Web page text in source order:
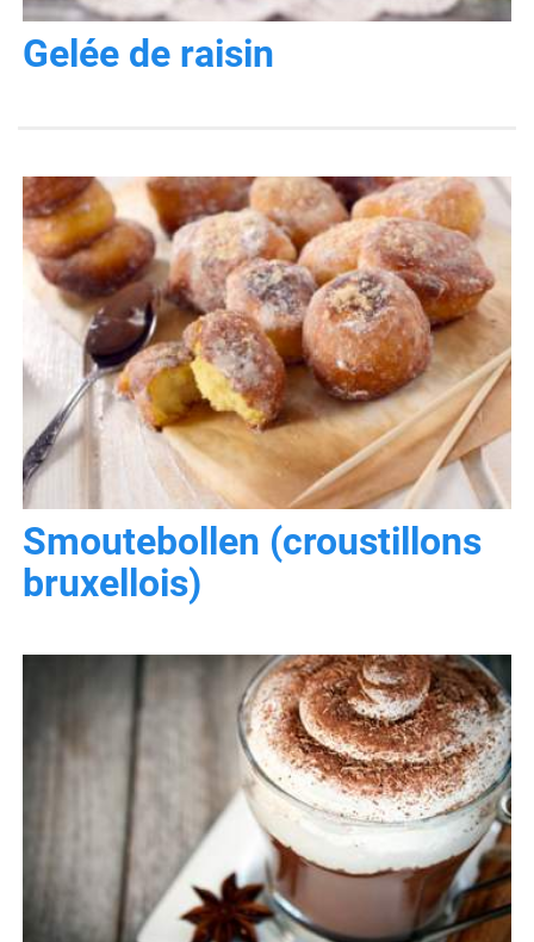
Gelée de raisin
Smoutebollen (croustillons
bruxellois)